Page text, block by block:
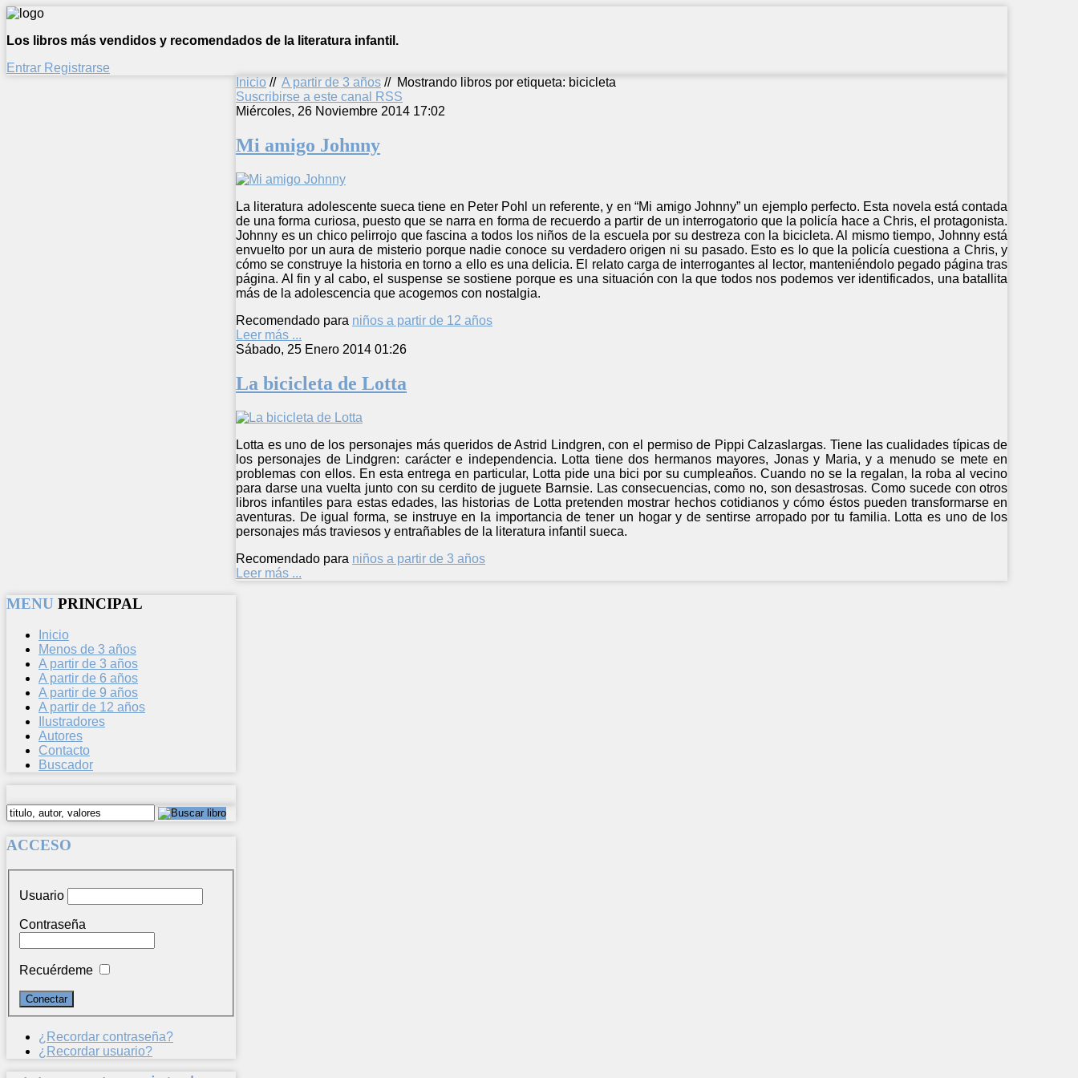
Los libros más vendidos y recomendados de la literatura infantil.
Entrar Registrarse
Inicio // A partir de 3 años // Mostrando libros por etiqueta: bicicleta
Suscribirse a este canal RSS
Miércoles, 26 Noviembre 2014 17:02
Mi amigo Johnny
La literatura adolescente sueca tiene en Peter Pohl un referente, y en “Mi amigo Johnny” un ejemplo perfecto. Esta novela está contada
de una forma curiosa, puesto que se narra en forma de recuerdo a partir de un interrogatorio que la policía hace a Chris, el protagonista.
Johnny es un chico pelirrojo que fascina a todos los niños de la escuela por su destreza con la bicicleta. Al mismo tiempo, Johnny está
envuelto por un aura de misterio porque nadie conoce su verdadero origen ni su pasado. Esto es lo que la policía cuestiona a Chris, y
cómo se construye la historia en torno a ello es una delicia. El relato carga de interrogantes al lector, manteniéndolo pegado página tras
página. Al fin y al cabo, el suspense se sostiene porque es una situación con la que todos nos podemos ver identificados, una batallita
más de la adolescencia que acogemos con nostalgia.
Recomendado para niños a partir de 12 años
Leer más ...
Sábado, 25 Enero 2014 01:26
La bicicleta de Lotta
Lotta es uno de los personajes más queridos de Astrid Lindgren, con el permiso de Pippi Calzaslargas. Tiene las cualidades típicas de
los personajes de Lindgren: carácter e independencia. Lotta tiene dos hermanos mayores, Jonas y Maria, y a menudo se mete en
problemas con ellos. En esta entrega en particular, Lotta pide una bici por su cumpleaños. Cuando no se la regalan, la roba al vecino
para darse una vuelta junto con su cerdito de juguete Barnsie. Las consecuencias, como no, son desastrosas. Como sucede con otros
libros infantiles para estas edades, las historias de Lotta pretenden mostrar hechos cotidianos y cómo éstos pueden transformarse en
aventuras. De igual forma, se instruye en la importancia de tener un hogar y de sentirse arropado por tu familia. Lotta es uno de los
personajes más traviesos y entrañables de la literatura infantil sueca.
Recomendado para niños a partir de 3 años
Leer más ...
MENU PRINCIPAL
Inicio
Menos de 3 años
A partir de 3 años
A partir de 6 años
A partir de 9 años
A partir de 12 años
Ilustradores
Autores
Contacto
Buscador
ACCESO
Usuario
Contraseña
Recuérdeme
¿Recordar contraseña?
¿Recordar usuario?